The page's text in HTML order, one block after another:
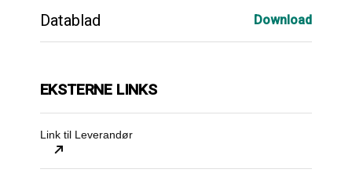
Datablad Download
EKSTERNE LINKS
Link til Leverandør